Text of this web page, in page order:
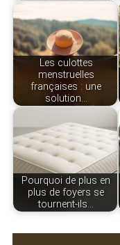
Les culottes
menstruelles
françaises : une
solution…
Pourquoi de plus en
plus de foyers se
tournent-ils…